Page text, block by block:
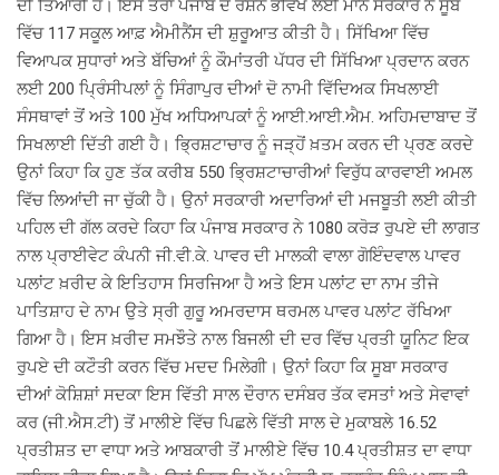
ਦੀ ਤਿਆਰੀ ਹੈ। ਇਸੇ ਤਰਾਂ ਪੰਜਾਬ ਦੇ ਰੌਸ਼ਨ ਭਵਿੱਖ ਲਈ ਮਾਨ ਸਰਕਾਰ ਨੇ ਸੂਬੇ
ਵਿੱਚ 117 ਸਕੂਲ ਆਫ਼ ਐਮੀਨੈਂਸ ਦੀ ਸ਼ੁਰੂਆਤ ਕੀਤੀ ਹੈ। ਸਿੱਖਿਆ ਵਿੱਚ
ਵਿਆਪਕ ਸੁਧਾਰਾਂ ਅਤੇ ਬੱਚਿਆਂ ਨੂੰ ਕੌਮਾਂਤਰੀ ਪੱਧਰ ਦੀ ਸਿੱਖਿਆ ਪ੍ਰਦਾਨ ਕਰਨ
ਲਈ 200 ਪ੍ਰਿੰਸੀਪਲਾਂ ਨੂੰ ਸਿੰਗਾਪੁਰ ਦੀਆਂ ਦੋ ਨਾਮੀ ਵਿੱਦਿਅਕ ਸਿਖਲਾਈ
ਸੰਸਥਾਵਾਂ ਤੋਂ ਅਤੇ 100 ਮੁੱਖ ਅਧਿਆਪਕਾਂ ਨੂੰ ਆਈ.ਆਈ.ਐਮ. ਅਹਿਮਦਾਬਾਦ ਤੋਂ
ਸਿਖਲਾਈ ਦਿੱਤੀ ਗਈ ਹੈ। ਭ੍ਰਿਸ਼ਟਾਚਾਰ ਨੂੰ ਜੜ੍ਹੋਂ ਖ਼ਤਮ ਕਰਨ ਦੀ ਪ੍ਰਣ ਕਰਦੇ
ਉਨਾਂ ਕਿਹਾ ਕਿ ਹੁਣ ਤੱਕ ਕਰੀਬ 550 ਭ੍ਰਿਸ਼ਟਾਚਾਰੀਆਂ ਵਿਰੁੱਧ ਕਾਰਵਾਈ ਅਮਲ
ਵਿੱਚ ਲਿਆਂਦੀ ਜਾ ਚੁੱਕੀ ਹੈ। ਉਨਾਂ ਸਰਕਾਰੀ ਅਦਾਰਿਆਂ ਦੀ ਮਜਬੂਤੀ ਲਈ ਕੀਤੀ
ਪਹਿਲ ਦੀ ਗੱਲ ਕਰਦੇ ਕਿਹਾ ਕਿ ਪੰਜਾਬ ਸਰਕਾਰ ਨੇ 1080 ਕਰੋੜ ਰੁਪਏ ਦੀ ਲਾਗਤ
ਨਾਲ ਪ੍ਰਾਈਵੇਟ ਕੰਪਨੀ ਜੀ.ਵੀ.ਕੇ. ਪਾਵਰ ਦੀ ਮਾਲਕੀ ਵਾਲਾ ਗੋਇੰਦਵਾਲ ਪਾਵਰ
ਪਲਾਂਟ ਖ਼ਰੀਦ ਕੇ ਇਤਿਹਾਸ ਸਿਰਜਿਆ ਹੈ ਅਤੇ ਇਸ ਪਲਾਂਟ ਦਾ ਨਾਮ ਤੀਜੇ
ਪਾਤਿਸ਼ਾਹ ਦੇ ਨਾਮ ਉਤੇ ਸ੍ਰੀ ਗੁਰੂ ਅਮਰਦਾਸ ਥਰਮਲ ਪਾਵਰ ਪਲਾਂਟ ਰੱਖਿਆ
ਗਿਆ ਹੈ। ਇਸ ਖ਼ਰੀਦ ਸਮਝੌਤੇ ਨਾਲ ਬਿਜਲੀ ਦੀ ਦਰ ਵਿੱਚ ਪ੍ਰਤੀ ਯੂਨਿਟ ਇਕ
ਰੁਪਏ ਦੀ ਕਟੌਤੀ ਕਰਨ ਵਿੱਚ ਮਦਦ ਮਿਲੇਗੀ। ਉਨਾਂ ਕਿਹਾ ਕਿ ਸੂਬਾ ਸਰਕਾਰ
ਦੀਆਂ ਕੋਸ਼ਿਸ਼ਾਂ ਸਦਕਾ ਇਸ ਵਿੱਤੀ ਸਾਲ ਦੌਰਾਨ ਦਸੰਬਰ ਤੱਕ ਵਸਤਾਂ ਅਤੇ ਸੇਵਾਵਾਂ
ਕਰ (ਜੀ.ਐਸ.ਟੀ) ਤੋਂ ਮਾਲੀਏ ਵਿੱਚ ਪਿਛਲੇ ਵਿੱਤੀ ਸਾਲ ਦੇ ਮੁਕਾਬਲੇ 16.52
ਪ੍ਰਤੀਸ਼ਤ ਦਾ ਵਾਧਾ ਅਤੇ ਆਬਕਾਰੀ ਤੋਂ ਮਾਲੀਏ ਵਿੱਚ 10.4 ਪ੍ਰਤੀਸ਼ਤ ਦਾ ਵਾਧਾ